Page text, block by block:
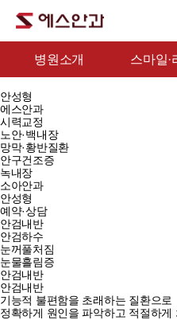
병원소개 스마일·
안성형
에스안과
시력교정
노안·백내장
망막·황반질환
안구건조증
녹내장
소아안과
안성형
예약·상담
안검내반
안검하수
눈꺼풀처짐
눈물흘림증
안검내반
안검내반
기능적 불편함을 초래하는 질환으로
정확하게 원인을 파악하고 적절하게